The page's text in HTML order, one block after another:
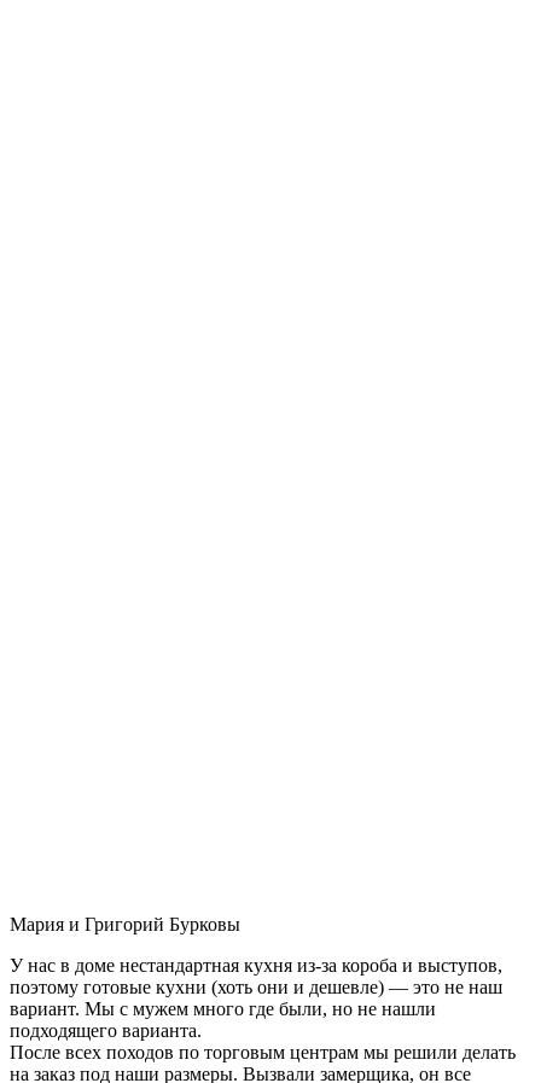
Мария и Григорий Бурковы
У нас в доме нестандартная кухня из-за короба и выступов,
поэтому готовые кухни (хоть они и дешевле) — это не наш
вариант. Мы с мужем много где были, но не нашли
подходящего варианта.
После всех походов по торговым центрам мы решили делать
на заказ под наши размеры. Вызвали замерщика, он все